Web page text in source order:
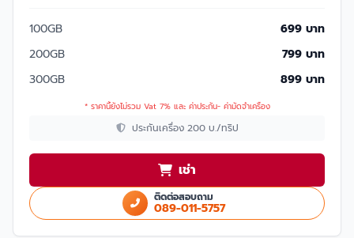
100GB
699 บาท
200GB
799 บาท
300GB
899 บาท
* ราคานี้ยังไม่รวม Vat 7% และ ค่าประกัน- ค่ามัดจำเครื่อง
ประกันเครื่อง 200 บ./ทริป
เช่า
ติดต่อสอบถาม
089-011-5757